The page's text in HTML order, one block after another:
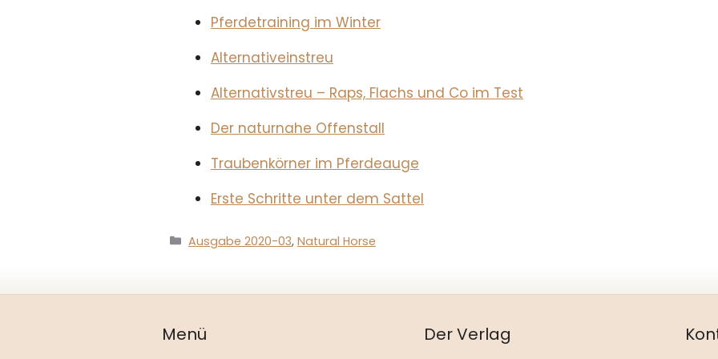
Pferdetraining im Winter
Alternativeinstreu
Alternativstreu – Raps, Flachs und Co im Test
Der naturnahe Offenstall
Traubenkörner im Pferdeauge
Erste Schritte unter dem Sattel
Kategorien
Ausgabe 2020-03,Natural Horse
Menü Der Verlag